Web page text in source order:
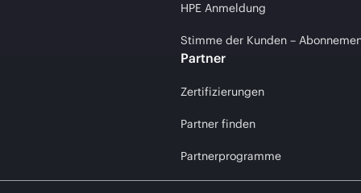
HPE Anmeldung
Stimme der Kunden –
Partner
Zertifizierungen
Partner finden
Partnerprogramme